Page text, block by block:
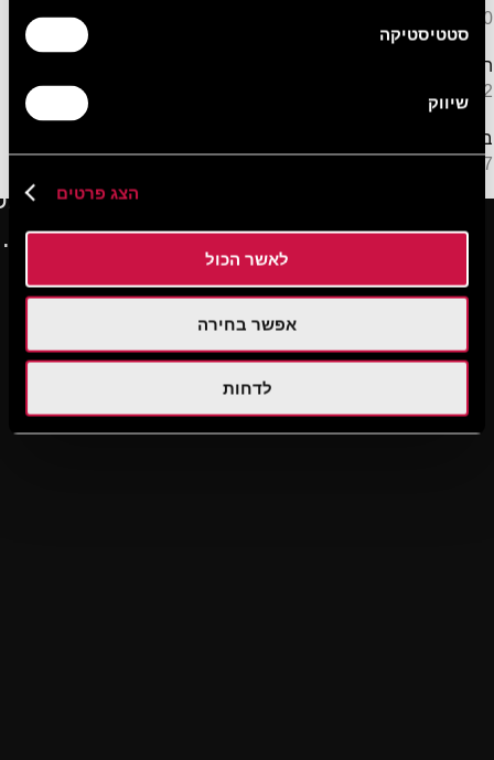
סטטיסטיקה
שיווק
הצג פרטים
לאשר הכול
אפשר בחירה
לדחות
800 מטר
הגן העירוני של לימסול
1,2 ק"מ
בתי המשפט המחוזיים בלימסול
1,7 ק"מ